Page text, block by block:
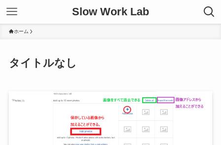
Slow Work Lab
ホーム
タイトルなし